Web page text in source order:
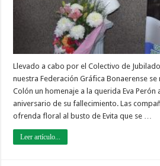
Llevado a cabo por el Colectivo de
nuestra Federación Gráfica Bonaerense se
Colón un homenaje a la querida Eva Perón
aniversario de su fallecimiento. Las
ofrenda floral al busto de Evita que se …
Leer artículo...